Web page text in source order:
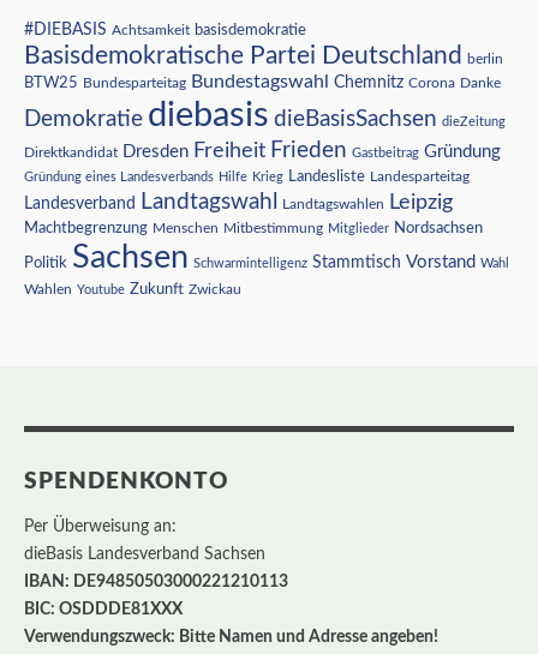
#DIEBASIS Achtsamkeit basisdemokratie
Basisdemokratische Partei Deutschland berlin
BTW25 Bundesparteitag Bundestagswahl Chemnitz Corona Danke
Demokratie diebasis dieBasisSachsen dieZeitung
Direktkandidat Dresden Freiheit Frieden Gastbeitrag Gründung
Gründung eines Landesverbands Hilfe Krieg Landesliste Landesparteitag
Landesverband Landtagswahl Landtagswahlen Leipzig
Machtbegrenzung Menschen Mitbestimmung Mitglieder Nordsachsen
Politik Sachsen Schwarmintelligenz Stammtisch Vorstand Wahl
Wahlen Youtube Zukunft Zwickau
SPENDENKONTO
Per Überweisung an:
dieBasis Landesverband Sachsen
IBAN: DE94850503000221210113
BIC: OSDDDE81XXX
Verwendungszweck: Bitte Namen und Adresse angeben!